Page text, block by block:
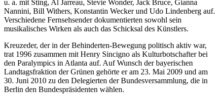
u. a. mit Sting, Al Jarreau, Stevie Wonder, Jack Bruce, Gianna
Nannini, Bill Withers, Konstantin Wecker und Udo Lindenberg auf.
Verschiedene Fernsehsender dokumentierten sowohl sein
musikalisches Wirken als auch das Schicksal des Künstlers.
Kreuzeder, der in der Behinderten-Bewegung politisch aktiv war,
trat 1996 zusammen mit Henry Sincigno als Kulturbotschafter bei
den Paralympics in Atlanta auf. Auf Wunsch der bayerischen
Landtagsfraktion der Grünen gehörte er am 23. Mai 2009 und am
30. Juni 2010 zu den Delegierten der Bundesversammlung, die in
Berlin den Bundespräsidenten wählen.